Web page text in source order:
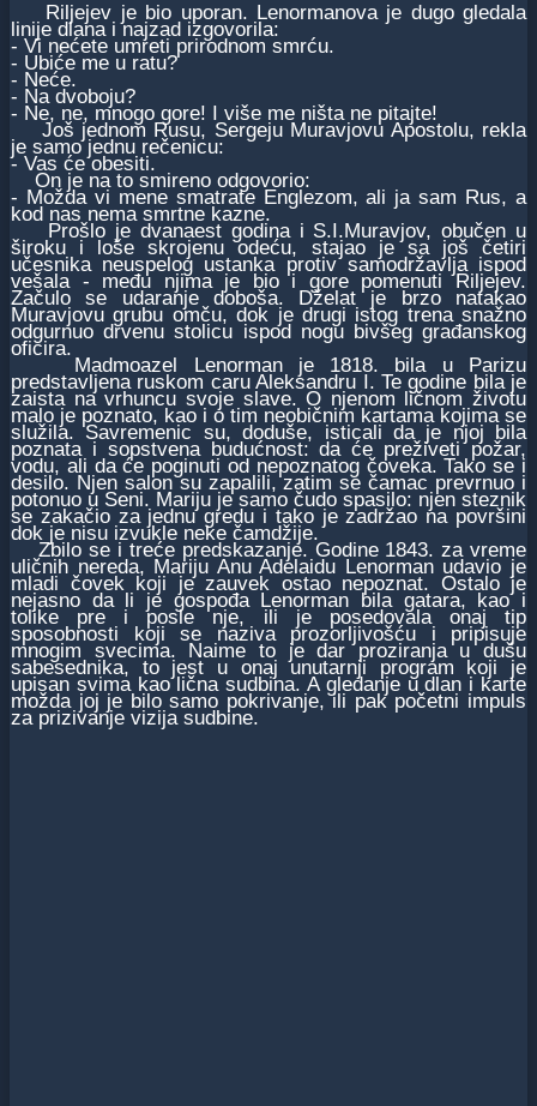
Riljejev je bio uporan. Lenormanova je dugo gledala
linije dlana i najzad izgovorila:
- Vi nećete umreti prirodnom smrću.
- Ubiće me u ratu?
- Neće.
- Na dvoboju?
- Ne, ne, mnogo gore! I više me ništa ne pitajte!
Još jednom Rusu, Sergeju Muravjovu Apostolu, rekla
je samo jednu rečenicu:
- Vas će obesiti.
On je na to smireno odgovorio:
- Možda vi mene smatrate Englezom, ali ja sam Rus, a
kod nas nema smrtne kazne.
Prošlo je dvanaest godina i S.I.Muravjov, obučen u
široku i loše skrojenu odeću, stajao je sa još četiri
učesnika neuspelog ustanka protiv samodržavlja ispod
vešala - među njima je bio i gore pomenuti Riljejev.
Začulo se udaranje doboša. Dželat je brzo natakao
Muravjovu grubu omču, dok je drugi istog trena snažno
odgurnuo drvenu stolicu ispod nogu bivšeg građanskog
oficira.
Madmoazel Lenorman je 1818. bila u Parizu
predstavljena ruskom caru Aleksandru I. Te godine bila je
zaista na vrhuncu svoje slave. O njenom ličnom životu
malo je poznato, kao i o tim neobičnim kartama kojima se
služila. Savremenic su, doduše, isticali da je njoj bila
poznata i sopstvena budućnost: da će preživeti požar,
vodu, ali da će poginuti od nepoznatog čoveka. Tako se i
desilo. Njen salon su zapalili, zatim se čamac prevrnuo i
potonuo u Seni. Mariju je samo čudo spasilo: njen steznik
se zakačio za jednu gredu i tako je zadržao na površini
dok je nisu izvukle neke čamdžije.
Zbilo se i treće predskazanje. Godine 1843. za vreme
uličnih nereda, Mariju Anu Adelaidu Lenorman udavio je
mladi čovek koji je zauvek ostao nepoznat. Ostalo je
nejasno da li je gospođa Lenorman bila gatara, kao i
tolike pre i posle nje, ili je posedovala onaj tip
sposobnosti koji se naziva prozorljivošću i pripisuje
mnogim svecima. Naime to je dar proziranja u dušu
sabesednika, to jest u onaj unutarnji program koji je
upisan svima kao lična sudbina. A gledanje u dlan i karte
možda joj je bilo samo pokrivanje, ili pak početni impuls
za prizivanje vizija sudbine.